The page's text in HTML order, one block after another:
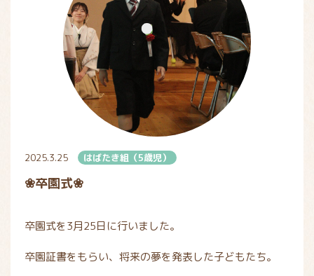
2025.3.25 はばたき組（5歳児）
❀卒園式❀
卒園式を3月25日に行いました。
卒園証書をもらい、将来の夢を発表した子どもたち。